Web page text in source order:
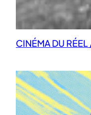
CINÉMA DU